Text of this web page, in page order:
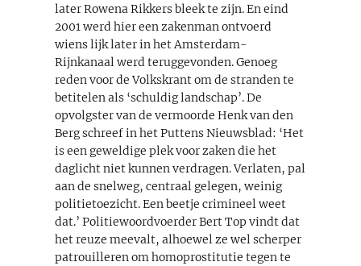
later Rowena Rikkers bleek te zijn. En eind
2001 werd hier een zakenman ontvoerd
wiens lijk later in het Amsterdam-
Rijnkanaal werd teruggevonden. Genoeg
reden voor de Volkskrant om de stranden te
betitelen als ‘schuldig landschap’. De
opvolgster van de vermoorde Henk van den
Berg schreef in het Puttens Nieuwsblad: ‘Het
is een geweldige plek voor zaken die het
daglicht niet kunnen verdragen. Verlaten, pal
aan de snelweg, centraal gelegen, weinig
politietoezicht. Een beetje crimineel weet
dat.’ Politiewoordvoerder Bert Top vindt dat
het reuze meevalt, alhoewel ze wel scherper
patrouilleren om homoprostitutie tegen te